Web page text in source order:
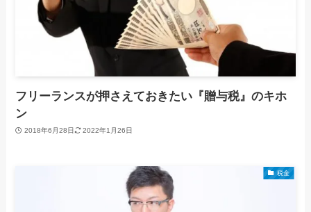
フリーランスが押さえておきたい『贈与税』のキホ
ン
2018年6月28日 2022年1月26日
税金